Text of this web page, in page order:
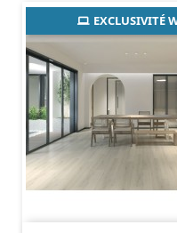
EXCLUSIVITÉ